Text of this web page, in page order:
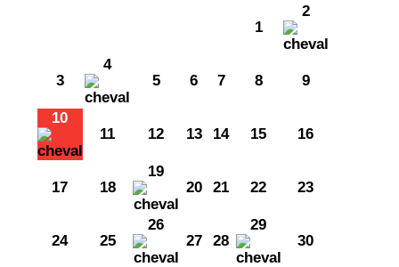
1
2
3
4
5
6 7 8 9
10
11
12 13 14 15 16
17 18
19
20
21 22 23
24 25
26
27
28
29
30